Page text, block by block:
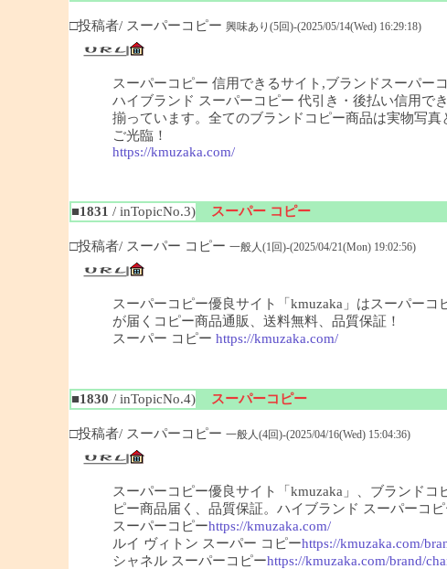
□投稿者/ スーパーコピー 興味あり(5回)-(2025/05/14(Wed) 16:29:18)
スーパーコピー 信用できるサイト,ブランドスーパー
ハイブランド スーパーコピー 代引き・後払い信用で
揃っています。全てのブランドコピー商品は実物写
ご光臨！
https://kmuzaka.com/
■1831 / inTopicNo.3)
スーパー コピー
□投稿者/ スーパー コピー 一般人(1回)-(2025/04/21(Mon) 19:02:56)
スーパーコピー優良サイト「kmuzaka」はスーパー
が届くコピー商品通販、送料無料、品質保証！
スーパー コピー https://kmuzaka.com/
■1830 / inTopicNo.4)
スーパーコピー
□投稿者/ スーパーコピー 一般人(4回)-(2025/04/16(Wed) 15:04:36)
スーパーコピー優良サイト「kmuzaka」、ブランド
ピー商品届く、品質保証。ハイブランド スーパーコ
スーパーコピーhttps://kmuzaka.com/
ルイ ヴィトン スーパー コピーhttps://kmuzaka.com/
シャネル スーパーコピーhttps://kmuzaka.com/brand/